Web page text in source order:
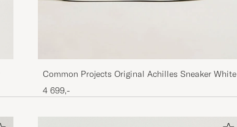
Common Projects Original Achilles Sneaker White
4 699,-